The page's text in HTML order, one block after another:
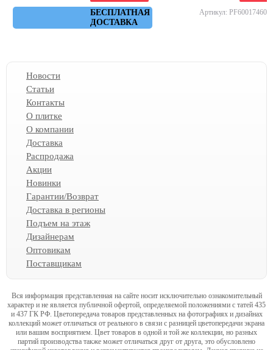
БЕСПЛАТНАЯ
ДОСТАВКА
Артикул: DD641820R Артикул: PF60017460
Новости
Статьи
Контакты
О плитке
О компании
Доставка
Распродажа
Акции
Новинки
Гарантии/Возврат
Доставка в регионы
Подъем на этаж
Дизайнерам
Оптовикам
Поставщикам
Вся информация представленная на сайте носит исключительно ознакомительный
характер и не является публичной офертой, определяемой положениями с татей 435
и 437 ГК РФ. Цветопередача товаров представленных на фотографиях и дизайнах
коллекций может отличаться от реального в связи с разницей цветопередачи экрана
или вашим восприятием. Цвет товаров в одной и той же коллекции, но разных
партий производства также может отличаться друг от друга, это обусловлено